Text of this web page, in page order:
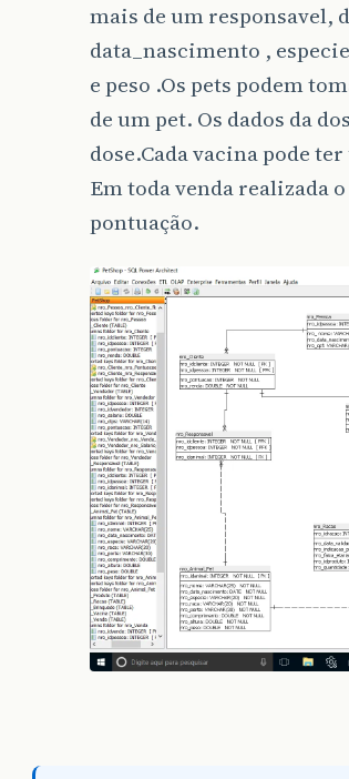
mais de um responsavel,
data_nascimento ,
e peso .Os pets podem
de um pet. Os dados da
dose.Cada vacina pode
Em toda venda realizada
pontuação.